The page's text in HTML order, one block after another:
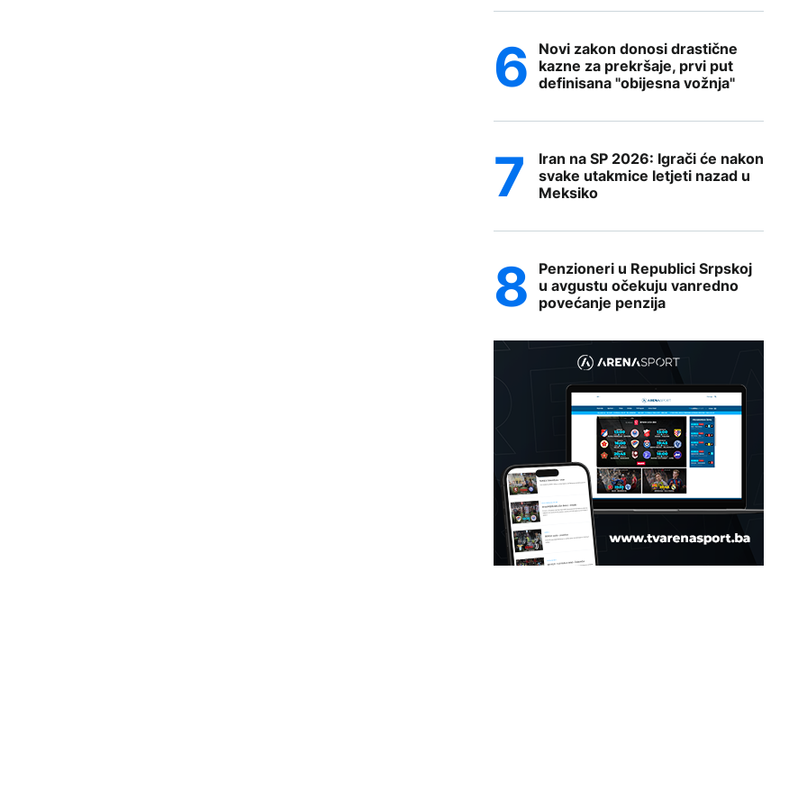
Novi zakon donosi drastične
kazne za prekršaje, prvi put
definisana "obijesna vožnja"
Iran na SP 2026: Igrači će nakon
svake utakmice letjeti nazad u
Meksiko
Penzioneri u Republici Srpskoj
u avgustu očekuju vanredno
povećanje penzija